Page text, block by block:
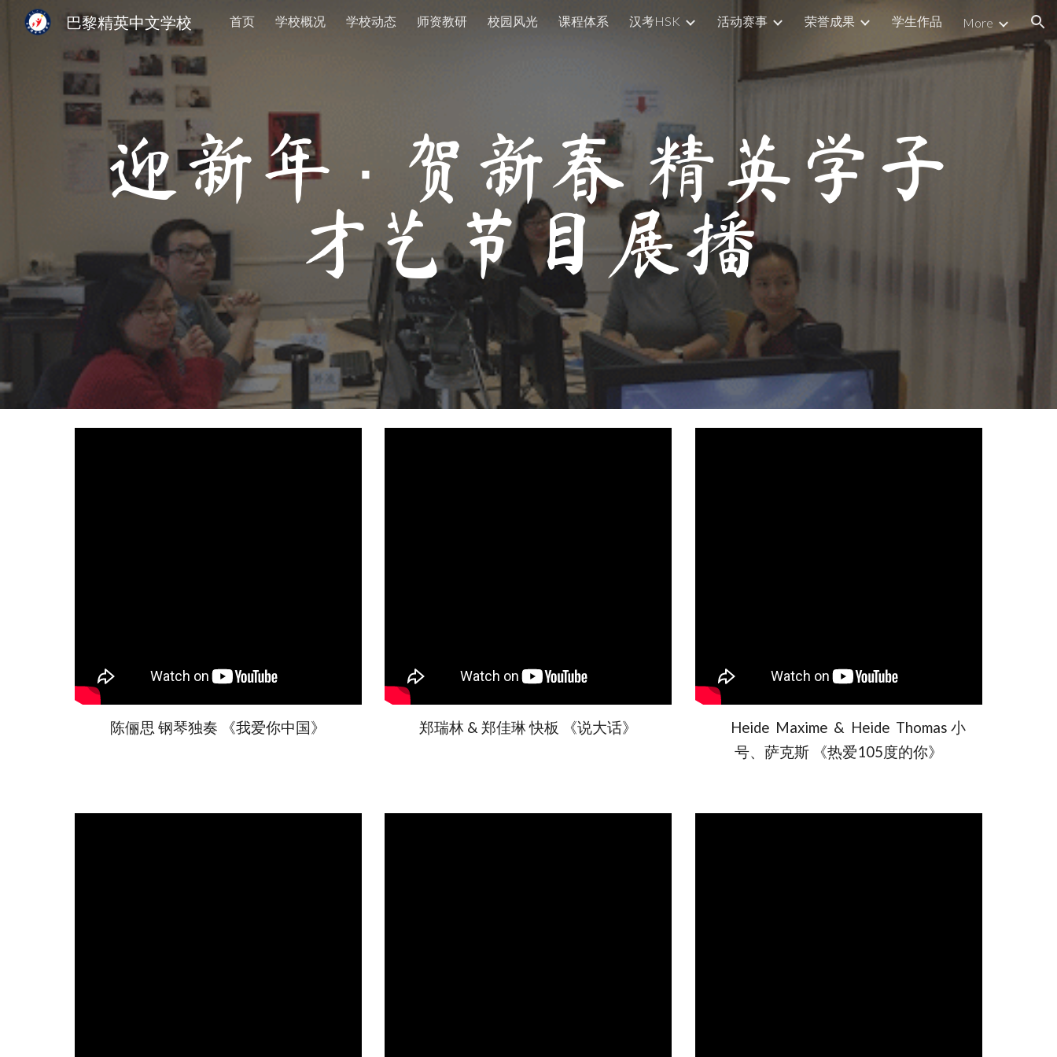
Skip to main content Skip to navigation
巴黎精英中文学校 首页 学校概况 学校动态 师资教研 校园风光 课程体系 汉考HSK 活动赛事 荣誉成果 学生作品 More
迎新年 · 贺新春 精英学子
才艺节目展播
陈俪思 钢琴独奏 《我爱你中国》 郑瑞林 & 郑佳琳 快板 《说大话》
Heide Maxime & Heide Thomas 小
号、萨克斯 《热爱105度的你》